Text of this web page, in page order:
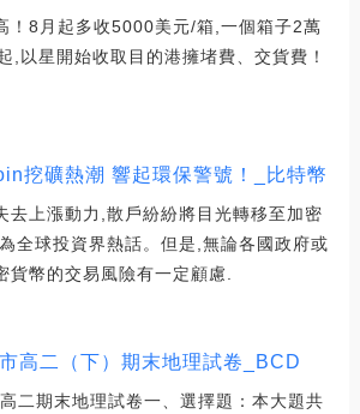
！8月起多收5000美元/箱,一個箱子2萬
,以星開始收取目的港擁堵費、交貨費！
挖礦熱潮 響起環保警號！_比特幣
去上漲動力,散戶紛紛將目光轉移至加密
全球投資界熱話。但是,無論各國政府或
貨幣的交易風險有一定顧慮.
高二（下）期末地理試卷_BCD
二期末地理試卷一、選擇題：本大題共